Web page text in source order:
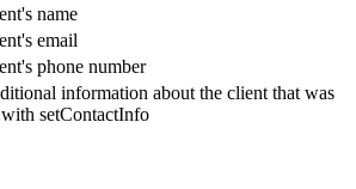
name
email
phone number
information about the client that was
with setContactInfo